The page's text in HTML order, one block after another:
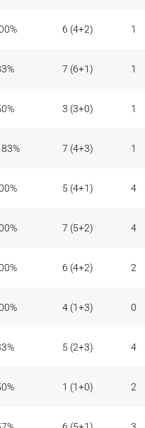
6 (4+2) 1
7 (6+1) 1
3 (3+0) 1
7 (4+3) 1
5 (4+1) 4
7 (5+2) 4
6 (4+2) 2
4 (1+3) 0
5 (2+3) 4
1 (1+0) 2